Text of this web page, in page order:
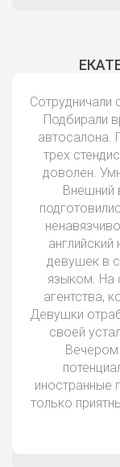
Сотрудничали
Подбирали
автосалона.
трех
доволен.
Внешний
девушек в
языком. На
агентства,
Девушки
своей
Вечером
иностранные
только